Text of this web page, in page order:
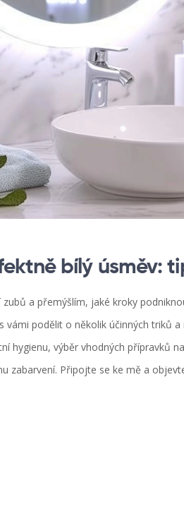
bílý úsměv:
a přemýšlím, jaké kroky
vámi podělit o několik účinných triků
hygienu, výběr vhodných přípravků
zabarvení. Připojte se ke mě a